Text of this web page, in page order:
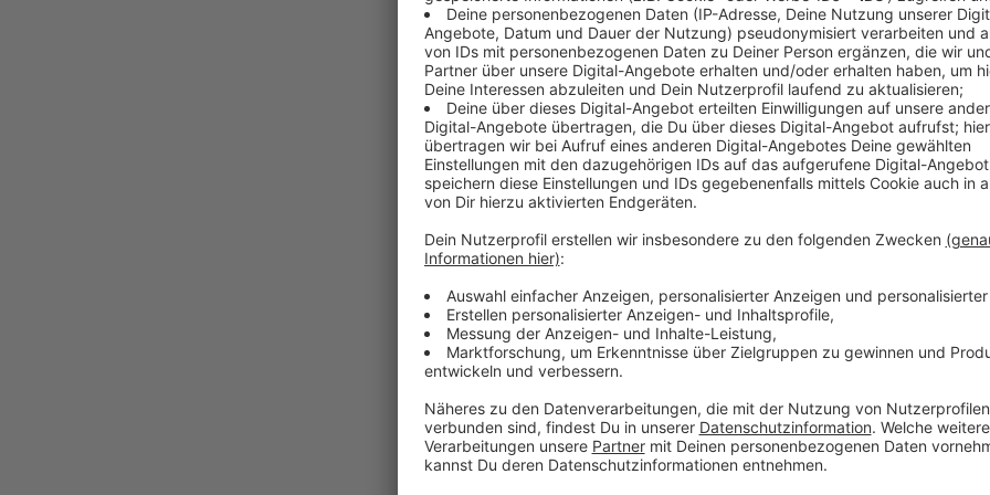
Warnschüsse
Anzeige
Die Polizei sagt, es sei eine äußerst bedrohliche
Trecker auf sie zurollten, hätten sie gezielte
jedoch niemand. Hier bei uns ist das Verständnis für
Niederlanden groß. Sie sollen teils ihre Emissionen
Höfe das Aus bedeutet, sagt Jörg Sümpelmann
Anzeige
Jörg Sümpelmann vom landwirtschaftlichen